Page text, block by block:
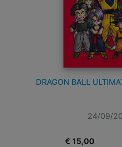
DRAGON BALL
24/09/
€ 15,00